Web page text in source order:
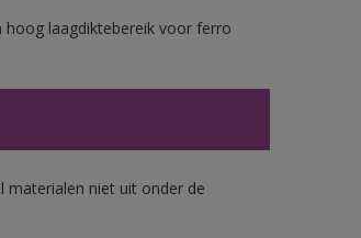
hoog laagdiktebereik voor ferro
materialen niet uit onder de